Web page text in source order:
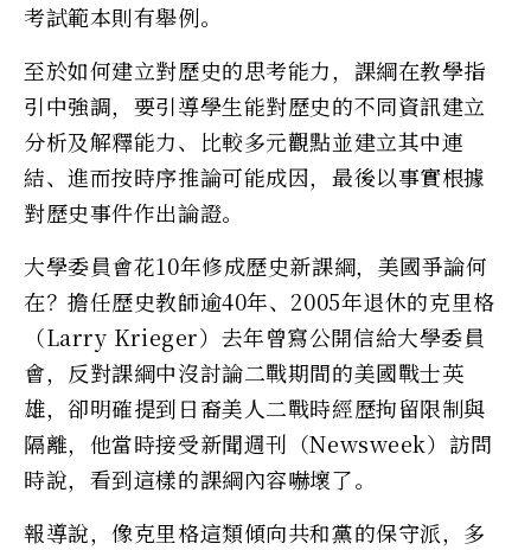
考試範本則有舉例。
至於如何建立對歷史的思考能力，課綱在教學指
引中強調，要引導學生能對歷史的不同資訊建立
分析及解釋能力、比較多元觀點並建立其中連
結、進而按時序推論可能成因，最後以事實根據
對歷史事件作出論證。
大學委員會花10年修成歷史新課綱，美國爭論何
在？擔任歷史教師逾40年、2005年退休的克里格
（Larry Krieger）去年曾寫公開信給大學委員
會，反對課綱中沒討論二戰期間的美國戰士英
雄，卻明確提到日裔美人二戰時經歷拘留限制與
隔離，他當時接受新聞週刊（Newsweek）訪問
時說，看到這樣的課綱內容嚇壞了。
報導說，像克里格這類傾向共和黨的保守派，多